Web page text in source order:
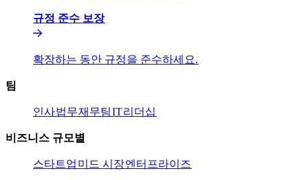
규정 준수 보장​​
확장하는 동안 규정을 준수하세요.​​
팀​​
인사​​법무​​재무팀​​IT​​리더십​​
비즈니스 규모별​​
스타트업​​ 미드 시장​​엔터프라이즈​​